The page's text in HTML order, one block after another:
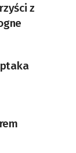
z